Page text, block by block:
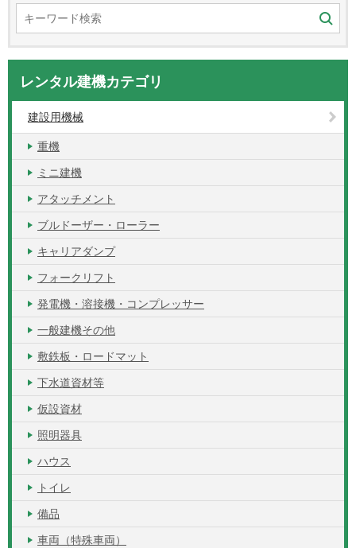
レンタル建機カテゴリ
建設用機械
重機
ミニ建機
アタッチメント
ブルドーザー・ローラー
キャリアダンプ
フォークリフト
発電機・溶接機・コンプレッサー
一般建機その他
敷鉄板・ロードマット
下水道資材等
仮設資材
照明器具
ハウス
トイレ
備品
車両（特殊車両）